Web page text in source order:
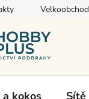
Velkoobchod
a kokos Sítě